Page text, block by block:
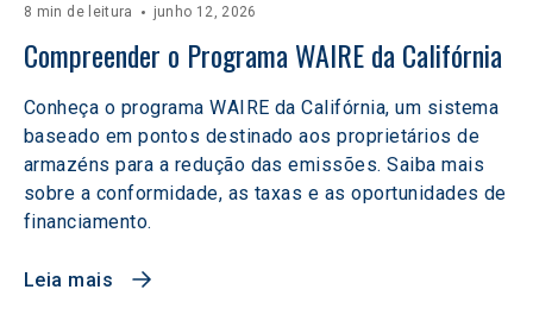
8 min de leitura junho 12, 2026
Compreender o Programa WAIRE da Califórnia
Conheça o programa WAIRE da Califórnia, um sistema
baseado em pontos destinado aos proprietários de
armazéns para a redução das emissões. Saiba mais
sobre a conformidade, as taxas e as oportunidades de
financiamento.
Leia mais